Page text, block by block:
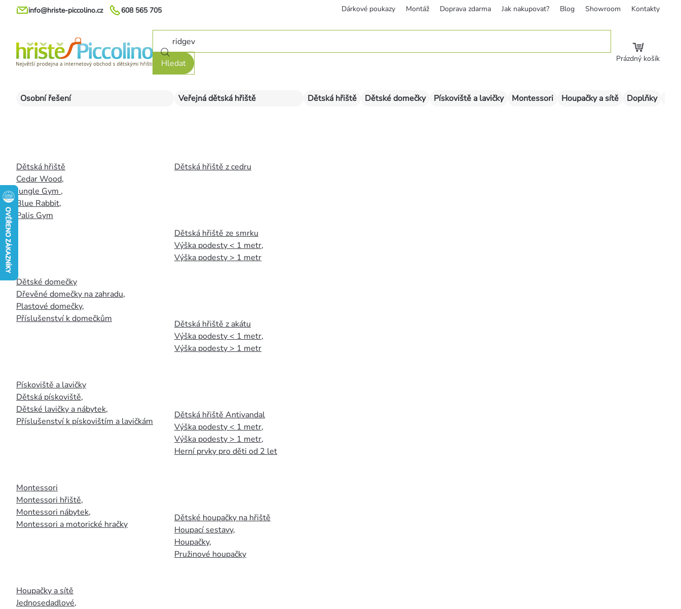
Přejít
608 565 705
info@hriste-piccolino.cz Dárkové poukazy Montáž Doprava zdarma Jak nakupovat? Blog Showroom Kontakty
Hledat Prázdný košík
Osobní řešení
Dětská hřiště
Cedar Wood,
Jungle Gym ,
Blue Rabbit,
Palis Gym
Dětské domečky
Dřevěné domečky na zahradu,
Plastové domečky,
Příslušenství k domečkům
Pískoviště a lavičky
Dětská pískoviště,
Dětské lavičky a nábytek,
Příslušenství k pískovištím a lavičkám
Montessori
Montessori hřiště,
Montessori nábytek,
Montessori a motorické hračky
Houpačky a sítě
Jednosedadlové,
Veřejná dětská hřiště
Dětská hřiště z cedru
Dětská hřiště ze smrku
Výška podesty < 1 metr,
Výška podesty > 1 metr
Dětská hřiště z akátu
Výška podesty < 1 metr,
Výška podesty > 1 metr
Dětská hřiště Antivandal
Výška podesty < 1 metr,
Výška podesty > 1 metr,
Herní prvky pro děti od 2 let
Dětské houpačky na hřiště
Houpací sestavy,
Houpačky,
Pružinové houpačky
Dětská hřiště Dětské domečky Pískoviště a lavičky Montessori Houpačky a sítě Doplňky